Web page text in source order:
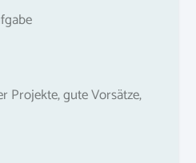
Projekte, gute Vorsätze,